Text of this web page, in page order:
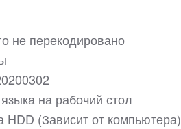
не перекодировано
на рабочий стол
HDD (Зависит от компьютера)